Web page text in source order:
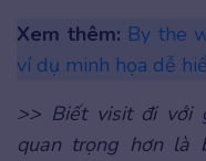
Xem thêm: By the
ví dụ minh họa dễ
>> Biết visit đi với
quan trọng hơn là